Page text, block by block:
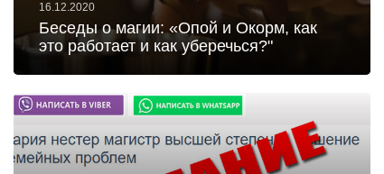
16.12.2020
Беседы о магии: «Опой и Окорм, как
это работает и как уберечься?"